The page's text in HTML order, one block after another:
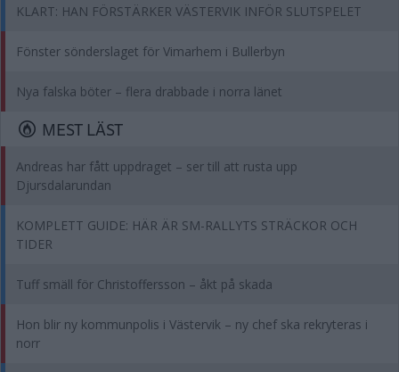
KLART: HAN FÖRSTÄRKER VÄSTERVIK INFÖR SLUTSPELET
Fönster sönderslaget för Vimarhem i Bullerbyn
Nya falska böter – flera drabbade i norra länet
MEST LÄST
Andreas har fått uppdraget – ser till att rusta upp
Djursdalarundan
KOMPLETT GUIDE: HÄR ÄR SM-RALLYTS STRÄCKOR OCH
TIDER
Tuff smäll för Christoffersson – åkt på skada
Hon blir ny kommunpolis i Västervik – ny chef ska rekryteras i
norr